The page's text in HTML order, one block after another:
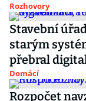
Rozhovory
Stavební
starým
přebral
Domácí
Rozpočet